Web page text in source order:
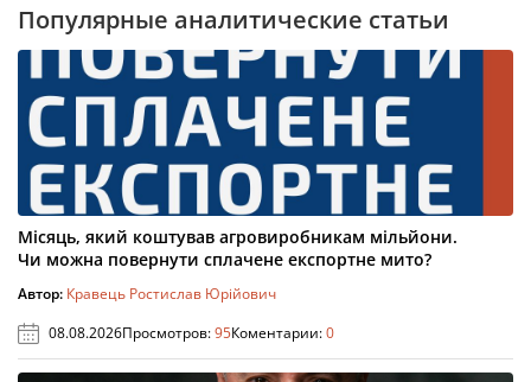
Популярные аналитические статьи
Місяць, який коштував агровиробникам мільйони.
Чи можна повернути сплачене експортне мито?
Автор: Кравець Ростислав Юрійович
08.08.2026Просмотров:95Коментарии:0